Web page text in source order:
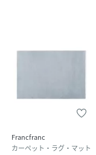
Francfranc
カーペット・ラグ・マット